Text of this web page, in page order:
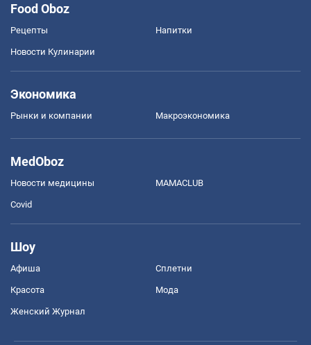
Food Oboz
Рецепты Напитки
Новости Кулинарии
Экономика
Рынки и компании Mакроэкономика
MedOboz
Новости медицины MAMACLUB
Covid
Шоу
Афиша Сплетни
Красота Мода
Женский Журнал